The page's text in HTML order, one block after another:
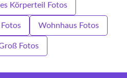
Körperteil Fotos
Wohnhaus Fotos
Fotos